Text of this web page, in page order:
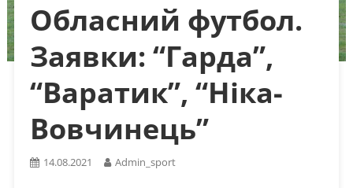
Обласний футбол.
Заявки: “Гарда”,
“Варатик”, “Ніка-
Вовчинець”
14.08.2021 Admin_sport